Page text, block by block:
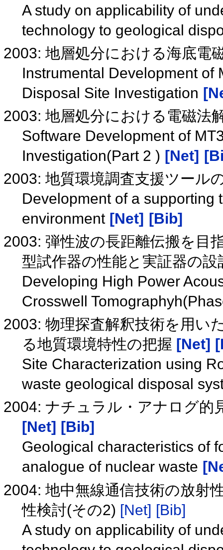
A study on applicability of
technology to geological
2003: 地層処分における海底電
Instrumental Development of
Disposal Site Investigation
2003: 地層処分における電磁法
Software Development of
Investigation(Part 2 ) [Net]
2003: 地質環境調査支援ツール
Development of a supporting
environment [Net]
[Bib]
2003: 弾性波の長距離伝搬を目
型試作器の性能と実証器の
Developing High Power
Crosswell
2003: 物理探査解釈技術を用い
る地質環境特性の把握 [Net]
Site Characterization using
waste geological disposal
2004: ナチュラル・アナログ的
[Net] [Bib]
Geological characteristics of
analogue of nuclear waste
2004: 地中無線通信技術の放射
性検討(その2) [Net] [Bib]
A study on applicability of